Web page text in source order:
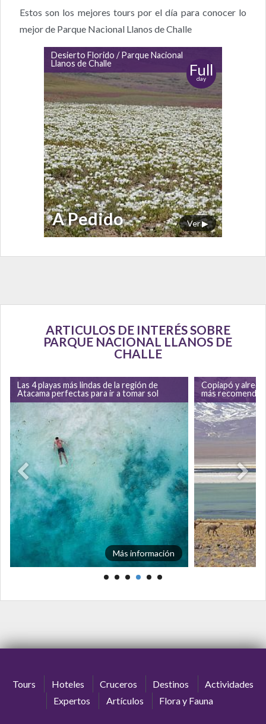
Estos son los mejores tours por el día para conocer lo
mejor de Parque Nacional Llanos de Challe
Desierto Florido / Parque Nacional
Llanos de Challe
Full
day
Ver ▶
A Pedido
ARTICULOS DE INTERÉS SOBRE
PARQUE NACIONAL LLANOS DE
CHALLE
Las 4 playas más lindas de la región de
Atacama perfectas para ir a tomar sol
Más información
Copiapó y
más
Tours Hoteles Cruceros Destinos
Actividades
Expertos
Artículos Flora y Fauna